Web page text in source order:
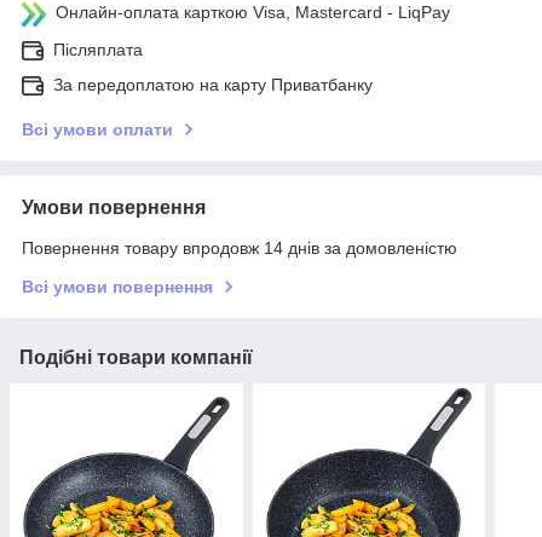
Онлайн-оплата карткою Visa, Mastercard - LiqPay
Післяплата
За передоплатою на карту Приватбанку
Всі умови оплати
Умови повернення
Повернення товару впродовж 14 днів за домовленістю
Всі умови повернення
Подібні товари компанії